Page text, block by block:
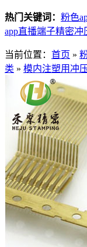
热门关键词： 粉色
app直播端子精密冲
当前位置： 首页 »
类 » 模内注塑用冲